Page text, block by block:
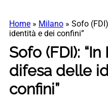
Home » Milano » Sofo
identità e dei confini”
Sofo (FDI):
difesa delle
confini”